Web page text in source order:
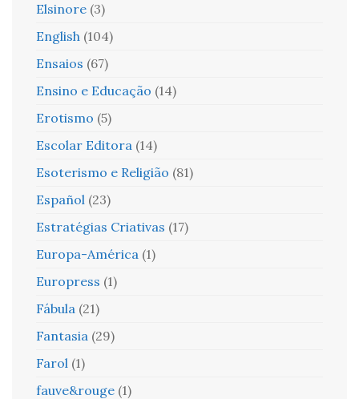
Elsinore (3)
English (104)
Ensaios (67)
Ensino e Educação (14)
Erotismo (5)
Escolar Editora (14)
Esoterismo e Religião (81)
Español (23)
Estratégias Criativas (17)
Europa-América (1)
Europress (1)
Fábula (21)
Fantasia (29)
Farol (1)
fauve&rouge (1)